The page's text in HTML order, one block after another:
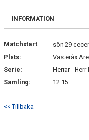
50/50
KALENDER
KONTAKT
INFORMATION
Matchstart:
sön 29
Plats:
Västerås
Serie:
Herrar - Herr
Samling:
12:15
<< Tillbaka